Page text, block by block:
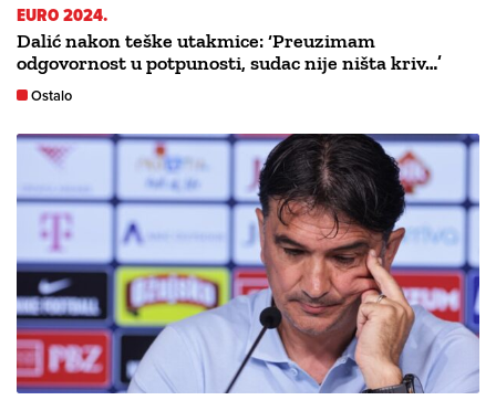
EURO 2024.
Dalić nakon teške utakmice: ‘Preuzimam
odgovornost u potpunosti, sudac nije ništa kriv…’
Ostalo